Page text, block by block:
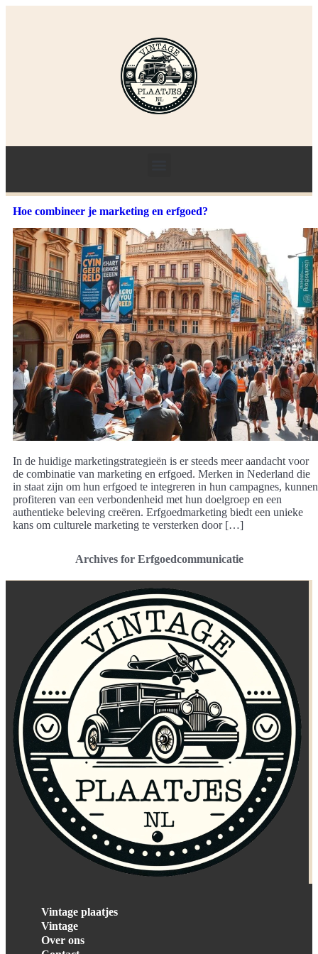
Hoe combineer je marketing en erfgoed?
In de huidige marketingstrategieën is er steeds meer aandacht voor
de combinatie van marketing en erfgoed. Merken in Nederland die
in staat zijn om hun erfgoed te integreren in hun campagnes, kunnen
profiteren van een verbondenheid met hun doelgroep en een
authentieke beleving creëren. Erfgoedmarketing biedt een unieke
kans om culturele marketing te versterken door […]
Archives for Erfgoedcommunicatie
Vintage plaatjes
Vintage
Over ons